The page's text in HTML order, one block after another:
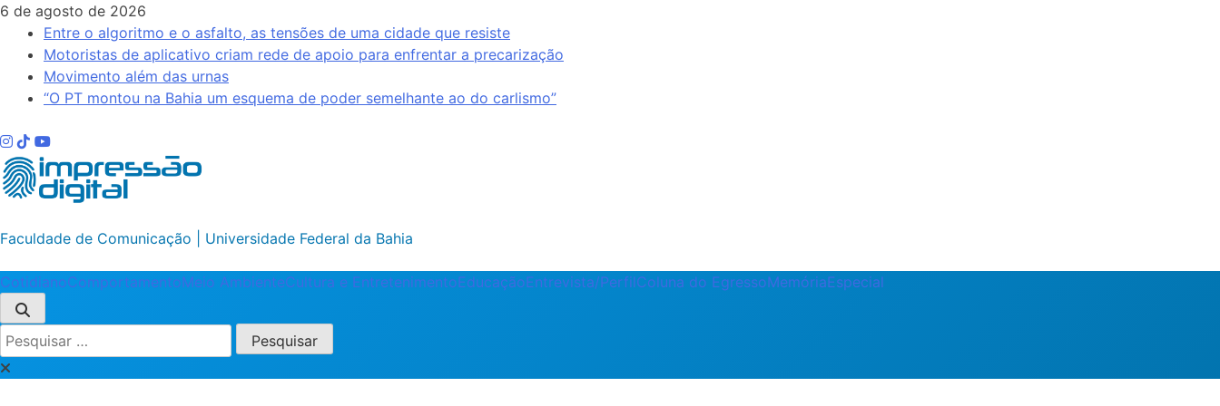
Skip
content
6 de agosto de 2026
Entre o algoritmo e o asfalto, as tensões de uma cidade que resiste
Motoristas de aplicativo criam rede de apoio para enfrentar a precarização
Movimento além das urnas
“O PT montou na Bahia um esquema de poder semelhante ao do carlismo”
Impressão Digital
Faculdade de Comunicação | Universidade Federal da Bahia
CotidianoComportamentoMeio AmbienteCultura e EntretenimentoEducaçãoEntrevista/PerfilColuna do EgressoMemóriaEspecial
Pesquisar
por: